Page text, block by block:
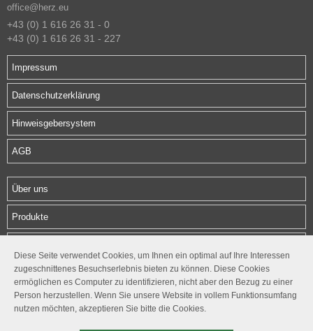
Diese Seite verwendet Cookies, um Ihnen ein optimal auf Ihre Interessen
zugeschnittenes Besuchserlebnis bieten zu können. Diese Cookies
ermöglichen es Computer zu identifizieren, nicht aber den Bezug zu einer
Person herzustellen. Wenn Sie unsere Website in vollem Funktionsumfang
nutzen möchten, akzeptieren Sie bitte die Cookies.
office@herz.eu
+43 (0) 1 616 26 31 - 0
+43 (0) 1 616 26 31 - 227
Impressum
Datenschutzerklärung
Hinweisgebersystem
AGB
Über uns
Produkte
Kontakt
Follow us